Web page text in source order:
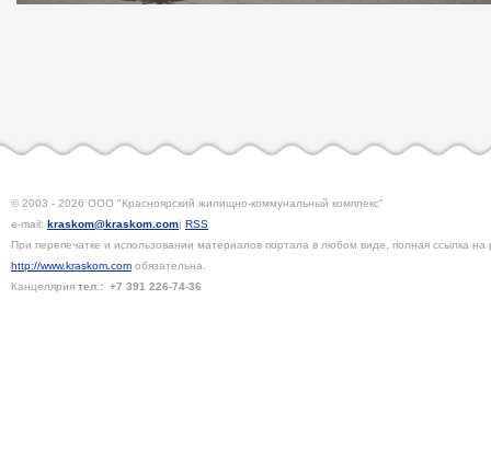
© 2003 - 2026 ООО "Красноярский жилищно-коммунальный комплекс"
e-mail: kraskom@kraskom.com| RSS
При перепечатке и использовании материалов портала в любом виде, полная ссылка на
http://www.kraskom.com обязательна.
Канцелярия тел.: +7 391 226-74-36